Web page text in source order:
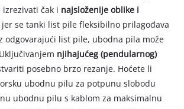
čak i najsloženije oblike i
jer se tanki list pile fleksibilno prilagođava
odgovarajući list pile, ubodna pila može
njihajućeg (pendularnog)
posebno brzo rezanje. Hoćete li
ubodnu pilu za potpunu slobodu
ubodnu pilu s kablom za maksimalnu